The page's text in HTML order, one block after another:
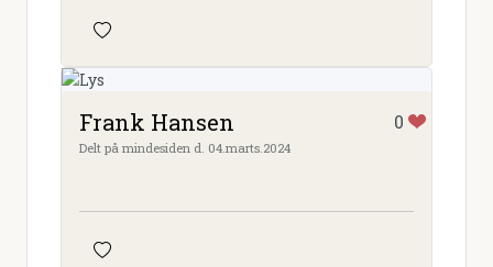
Frank Hansen 0
Delt på mindesiden d. 04.marts.2024